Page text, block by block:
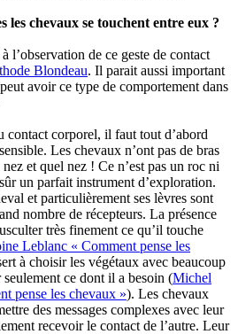
les chevaux se touchent entre eux ?
l’observation de ce geste de contact
Blondeau. Il parait aussi important
avoir ce type de comportement dans
contact corporel, il faut tout d’abord
Les chevaux n’ont pas de bras
et quel nez ! Ce n’est pas un roc ni
un parfait instrument d’exploration.
et particulièrement ses lèvres sont
nombre de récepteurs. La présence
très finement ce qu’il touche
Leblanc « Comment pense les
à choisir les végétaux avec beaucoup
ce dont il a besoin (Michel
pense les chevaux »). Les chevaux
des messages complexes avec leur
recevoir le contact de l’autre. Leur